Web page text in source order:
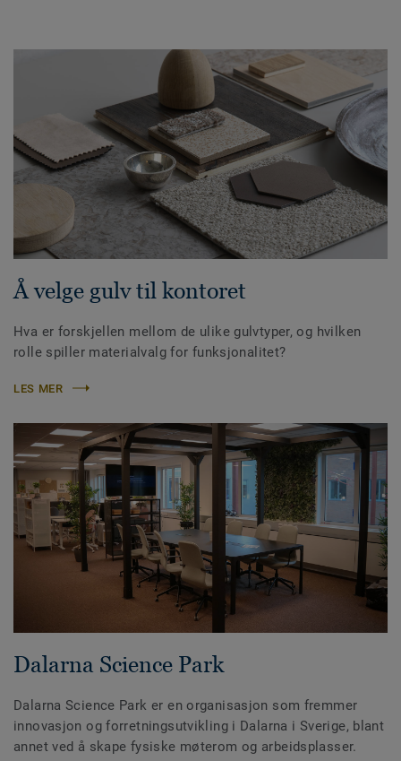
Å velge gulv til kontoret
Hva er forskjellen mellom de ulike gulvtyper, og hvilken
rolle spiller materialvalg for funksjonalitet?
LES MER
Dalarna Science Park
Dalarna Science Park er en organisasjon som fremmer
innovasjon og forretningsutvikling i Dalarna i Sverige, blant
annet ved å skape fysiske møterom og arbeidsplasser.